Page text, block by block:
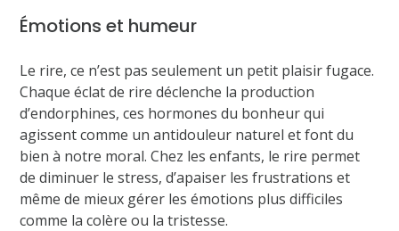
Émotions et humeur
Le rire, ce n’est pas seulement un petit plaisir fugace.
Chaque éclat de rire déclenche la production
d’endorphines, ces hormones du bonheur qui
agissent comme un antidouleur naturel et font du
bien à notre moral. Chez les enfants, le rire permet
de diminuer le stress, d’apaiser les frustrations et
même de mieux gérer les émotions plus difficiles
comme la colère ou la tristesse.